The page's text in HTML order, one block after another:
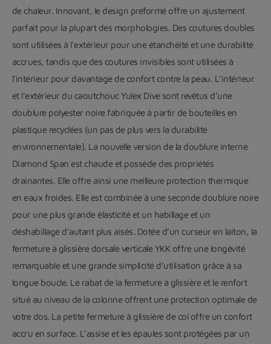
de chaleur. Innovant, le design préformé offre un ajustement
parfait pour la plupart des morphologies. Des coutures doubles
sont utilisées à l’extérieur pour une étanchéité et une durabilité
accrues, tandis que des coutures invisibles sont utilisées à
l’intérieur pour davantage de confort contre la peau. L’intérieur
et l’extérieur du caoutchouc Yulex Dive sont revêtus d’une
doublure polyester noire fabriquée à partir de bouteilles en
plastique recyclées (un pas de plus vers la durabilité
environnementale). La nouvelle version de la doublure interne
Diamond Span est chaude et possède des propriétés
drainantes. Elle offre ainsi une meilleure protection thermique
en eaux froides. Elle est combinée à une seconde doublure noire
pour une plus grande élasticité et un habillage et un
déshabillage d’autant plus aisés. Dotée d’un curseur en laiton, la
fermeture à glissière dorsale verticale YKK offre une longévité
remarquable et une grande simplicité d’utilisation grâce à sa
longue boucle. Le rabat de la fermeture à glissière et le renfort
situé au niveau de la colonne offrent une protection optimale de
votre dos. La petite fermeture à glissière de col offre un confort
accru en surface. L’assise et les épaules sont protégées par un